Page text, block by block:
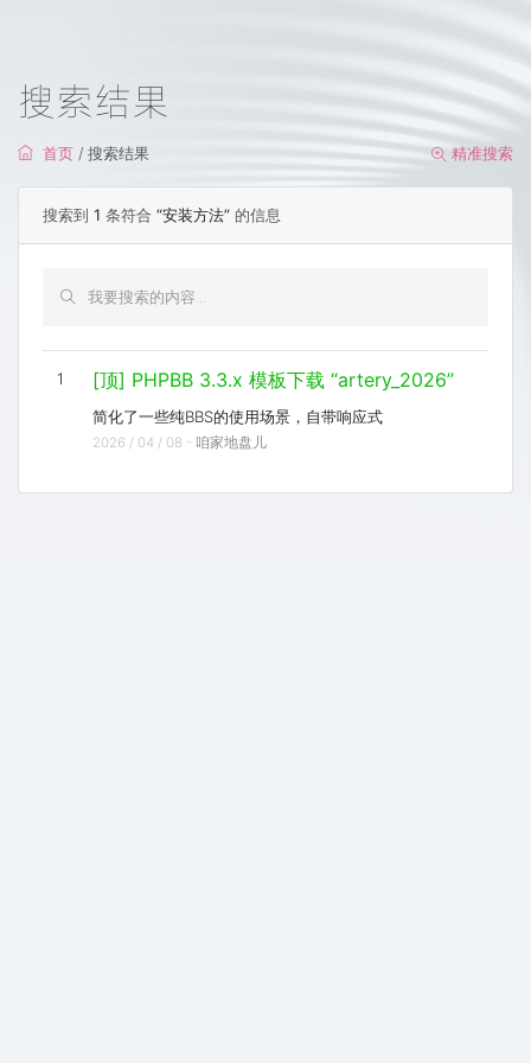
搜索结果
首页 / 搜索结果 精准搜索
搜索到 1 条符合 “安装方法” 的信息
1 [顶] PHPBB 3.3.x 模板下载 “artery_2026”
简化了一些纯BBS的使用场景，自带响应式
2026 / 04 / 08 - 咱家地盘儿